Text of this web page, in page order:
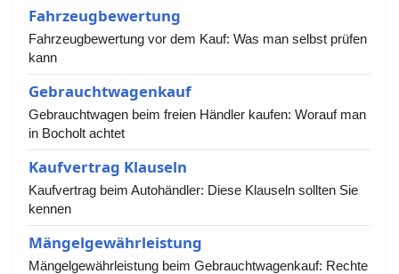
Fahrzeugbewertung
Fahrzeugbewertung vor dem Kauf: Was man selbst prüfen
kann
Gebrauchtwagenkauf
Gebrauchtwagen beim freien Händler kaufen: Worauf man
in Bocholt achtet
Kaufvertrag Klauseln
Kaufvertrag beim Autohändler: Diese Klauseln sollten Sie
kennen
Mängelgewährleistung
Mängelgewährleistung beim Gebrauchtwagenkauf: Rechte